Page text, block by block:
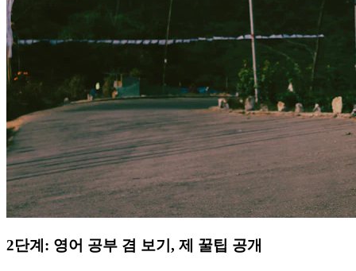
2단계: 영어 공부 겸 보기, 제 꿀팁 공개